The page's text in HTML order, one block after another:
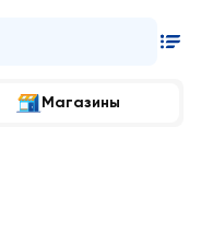
Магазины